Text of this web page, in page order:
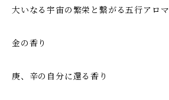
大いなる宇宙の繁栄と繋がる五行アロマ
金の香り
庚、辛の自分に還る香り